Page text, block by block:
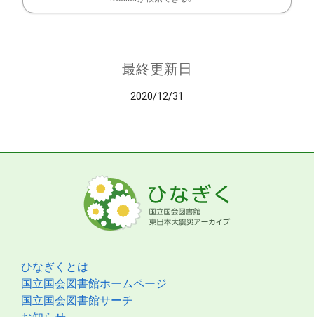
最終更新日
2020/12/31
ひなぎくとは
国立国会図書館ホームページ
国立国会図書館サーチ